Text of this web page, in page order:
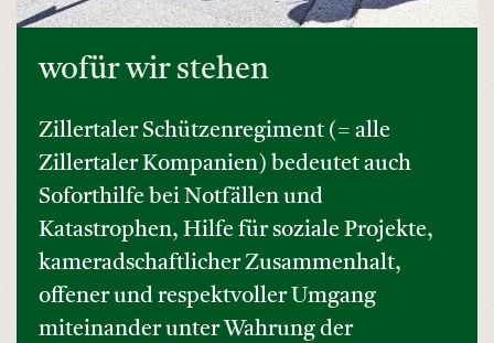
wofür wir stehen
Zillertaler Schützenregiment (= alle
Zillertaler Kompanien) bedeutet auch
Soforthilfe bei Notfällen und
Katastrophen, Hilfe für soziale Projekte,
kameradschaftlicher Zusammenhalt,
offener und respektvoller Umgang
miteinander unter Wahrung der